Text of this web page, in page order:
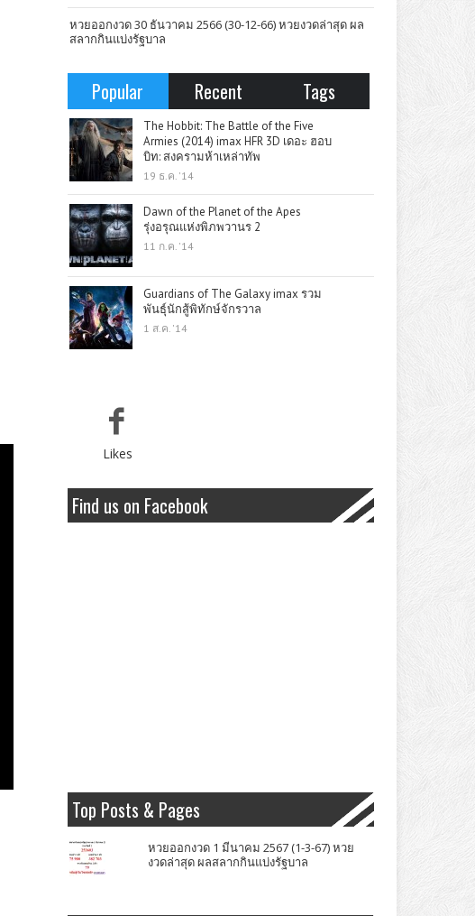
หวยออกงวด 30 ธันวาคม 2566 (30-12-66) หวยงวดล่าสุด ผล
สลากกินแบ่งรัฐบาล
Popular Recent Tags
The Hobbit: The Battle of the Five
Armies (2014) imax HFR 3D เดอะ ฮอบ
บิท: สงครามห้าเหล่าทัพ
19 ธ.ค. '14
Dawn of the Planet of the Apes
รุ่งอรุณแห่งพิภพวานร 2
11 ก.ค. '14
Guardians of The Galaxy imax รวม
พันธุ์นักสู้พิทักษ์จักรวาล
1 ส.ค. '14
Likes
Find us on Facebook
Top Posts & Pages
หวยออกงวด 1 มีนาคม 2567 (1-3-67) หวย
งวดล่าสุด ผลสลากกินแบ่งรัฐบาล